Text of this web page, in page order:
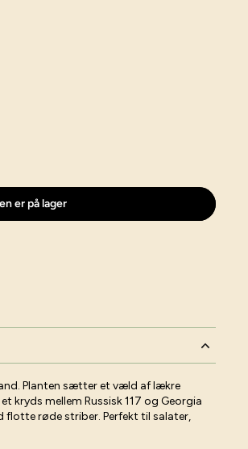
er på lager
Planten sætter et væld af lækre
kryds mellem Russisk 117 og Georgia
flotte røde striber. Perfekt til salater,